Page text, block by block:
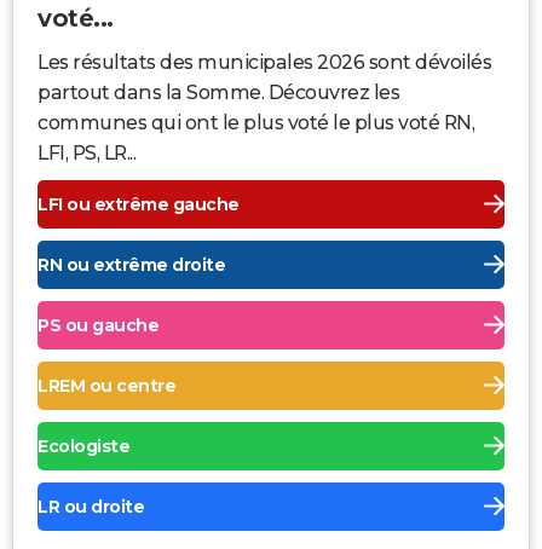
voté...
Les résultats des municipales 2026 sont dévoilés
partout dans la Somme. Découvrez les
communes qui ont le plus voté le plus voté RN,
LFI, PS, LR...
LFI ou extrême gauche
RN ou extrême droite
PS ou gauche
LREM ou centre
Ecologiste
LR ou droite